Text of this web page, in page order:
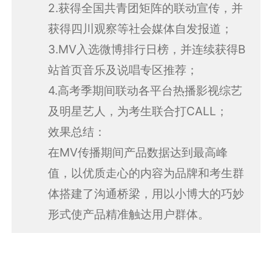
2.获得全国共青团矩阵的联动宣传，并
获得四川观察等社会媒体自发报道；
3.MV入选微博排行日榜，并连续获得B
站首页音乐及说唱专区推荐；
4.高考季期间联动各平台热播影视综艺
及明星艺人，为考生联合打CALL；
效果总结：
在MV传播期间产品数据达到最高峰
值，以优质走心的内容为品牌和考生群
体搭建了沟通桥梁，用以小博大的巧妙
形式使产品精准触达用户群体。